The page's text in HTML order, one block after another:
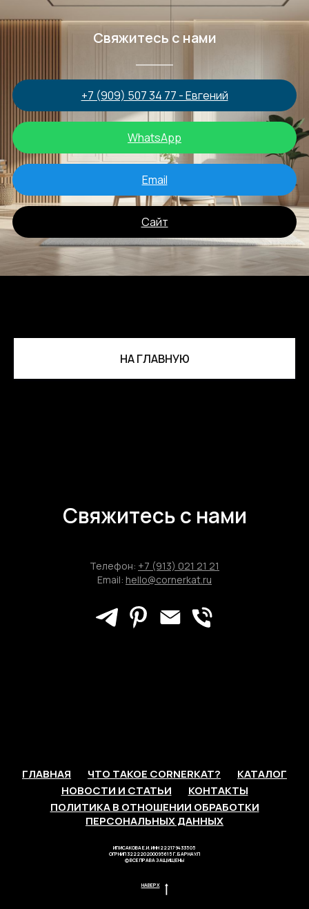
Свяжитесь с нами
+7 (909) 507 34 77 - Евгений
WhatsApp
Email
Сайт
НА ГЛАВНУЮ
Свяжитесь с нами
Телефон: +7 (913) 021 21 21
Email: hello@cornerkat.ru
ГЛАВНАЯ ЧТО ТАКОЕ CORNERKAT?
КАТАЛОГ
НОВОСТИ И СТАТЬИ
КОНТАКТЫ
ПОЛИТИКА В ОТНОШЕНИИ ОБРАБОТКИ
ПЕРСОНАЛЬНЫХ ДАННЫХ
ИП ИСАКОВА Е.И. ИНН 222179433505
ОГРНИП 322220200095615 Г. БАРНАУЛ
© ВСЕ ПРАВА ЗАЩИЩЕНЫ
НАВЕРХ